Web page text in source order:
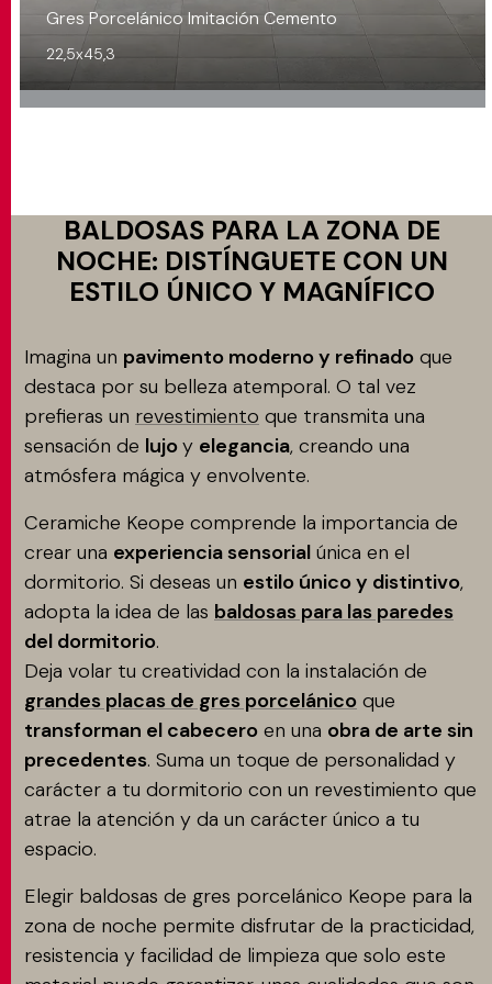
Gres Porcelánico Imitación Cemento
22,5x45,3
BALDOSAS PARA LA ZONA DE
NOCHE: DISTÍNGUETE CON UN
ESTILO ÚNICO Y MAGNÍFICO
Imagina un pavimento moderno y refinado que
destaca por su belleza atemporal. O tal vez
prefieras un revestimiento que transmita una
sensación de lujoy elegancia, creando una
atmósfera mágica y envolvente.
Ceramiche Keope comprende la importancia de
crear una experiencia sensorial única en el
dormitorio. Si deseas un estilo único y distintivo,
adopta la idea de las baldosas para las paredes
del dormitorio.
Deja volar tu creatividad con la instalación de
grandes placas de gres porcelánico que
transforman el cabecero en una obra de arte sin
precedentes. Suma un toque de personalidad y
carácter a tu dormitorio con un revestimiento que
atrae la atención y da un carácter único a tu
espacio.
Elegir baldosas de gres porcelánico Keope para la
zona de noche permite disfrutar de la practicidad,
resistencia y facilidad de limpieza que solo este